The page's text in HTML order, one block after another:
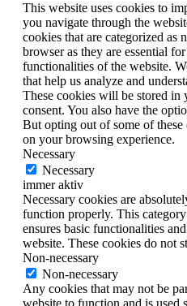
This website uses cookies to
you navigate through the
cookies that are categorized as
browser as they are essential
functionalities of the website.
that help us analyze and
These cookies will be stored
consent. You also have the
But opting out of some of
on your browsing experience.
Necessary
Necessary
immer aktiv
Necessary cookies are
function properly. This
ensures basic functionalities
website. These cookies do not
Non-necessary
Non-necessary
Any cookies that may not be
website to function and is used